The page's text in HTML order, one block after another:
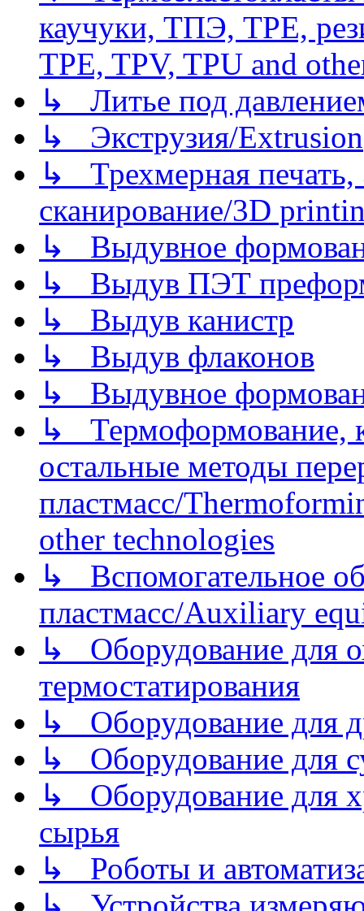
каучуки, ТПЭ, TPE,
TPE, TPV, TPU and
↳ Литье под
↳ Экструзия/Extrusion
↳ Трехмерная
сканирование/3D
↳ Выдувное
↳ Выдув ПЭТ
↳ Выдув канистр
↳ Выдув флаконов
↳ Выдувное
↳ Термоформование,
остальные методы
пластмасс/
other technologies
↳ Вспомогательное
пластмасс/Auxiliary
↳ Оборудование для
термостатирования
↳ Оборудование для
↳ Оборудование для
↳ Оборудование для
сырья
↳ Роботы и